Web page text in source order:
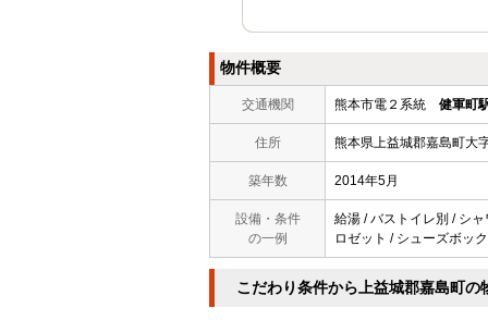
物件概要
交通機関 熊本市電２系統 健軍町
住所 熊本県上益城郡嘉島町大
築年数 2014年5月
設備・条件
の一例
給湯 / バストイレ別 / シ
ロゼット / シューズボッ
こだわり条件から上益城郡嘉島町の